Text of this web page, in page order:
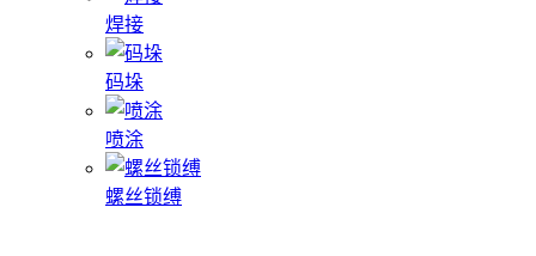
焊接
码垛
喷涂
螺丝锁缚